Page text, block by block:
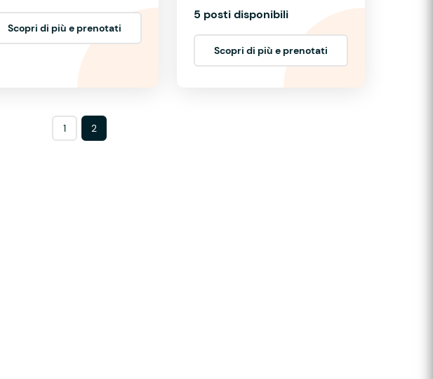
Scopri di più e prenotati
5 posti disponibili
Scopri di più e prenotati
1 2